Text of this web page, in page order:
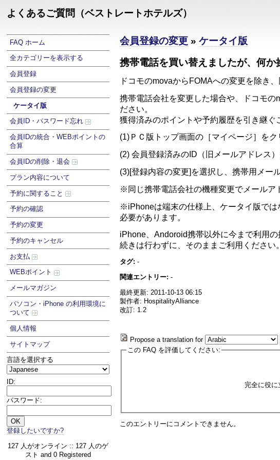
よくあるご質問（ベストレートホテルズ）
FAQ ホーム
全カテゴリーを表示する
会員登録
会員登録の変更
ケータイ版
会員ID・パスワード忘れ
会員IDの統合・WEBポイントの
合算
会員IDの削除・退会
プラン内容について
予約に関すること
予約の確認
予約の変更
予約のキャンセル
お支払
WEBポイント
メールマガジン
パソコン・iPhone の利用環境に
ついて
個人情報
サイトマップ
言語を選択する
ID:
パスワード:
登録したいですか?
127 人がオンライン :: 127 人のゲ
スト and 0 Registered
会員登録の変更» ケータイ版
携帯電話を買い替えましたが、何か
ドコモのmovaからFOMAへの変更を除き
携帯電話会社を変更した場合や、ドコモの
ださい。
獲得済みのポイントや予約履歴を引き継ぐ
(1)ＰＣ版トップ画面の
(2) 会員登録済みのID（旧メ
(3)[登録内容の変更]を選択
※同じ携帯電話会社の機種変更で
※iPhoneは端末の仕様上、ケータイ版では
必要があります。
iPhone、Andoroid携帯以外に今まで利用
続きは行わずに、そのままご利用ください。
タグ: -
関連エントリー: -
最終更新: 2011-10-13 06:15
製作者: HospitalityAlliance
改訂: 1.2
Propose a translation for
この FAQ を評価してください:
完全に役に
このエントリーにコメントできません。